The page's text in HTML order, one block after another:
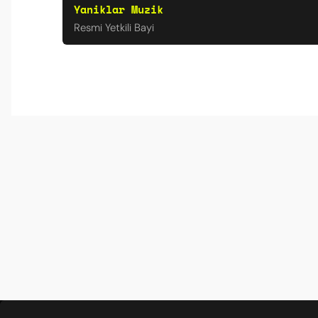
Yaniklar Muzik
Resmi Yetkili Bayi